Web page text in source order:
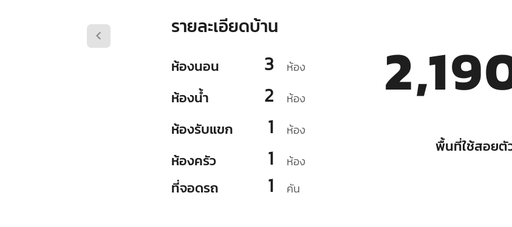
รายละเอียดบ้าน
ห้องนอน 3 ห้อง
ห้องน้ำ 2 ห้อง
ห้องรับแขก 1 ห้อง
ห้องครัว 1 ห้อง
ที่จอดรถ 1 คัน
พื้นที่ใช้สอยตั